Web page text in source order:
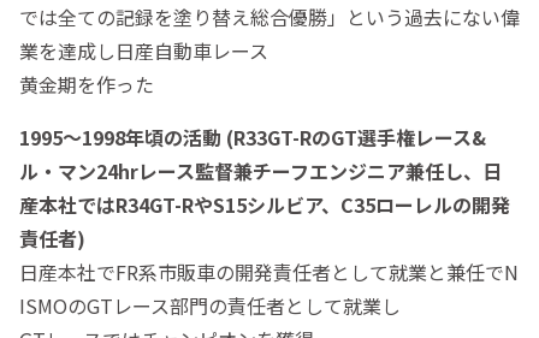
では全ての記録を塗り替え総合優勝」という過去にない偉
業を達成し日産自動車レース
黄金期を作った
1995～1998年頃の活動 (R33GT-RのGT選手権レース&
ル・マン24hrレース監督兼チーフエンジニア兼任し、日
産本社ではR34GT-RやS15シルビア、C35ローレルの開発
責任者)
日産本社でFR系市販車の開発責任者として就業と兼任でN
ISMOのGTレース部門の責任者として就業し